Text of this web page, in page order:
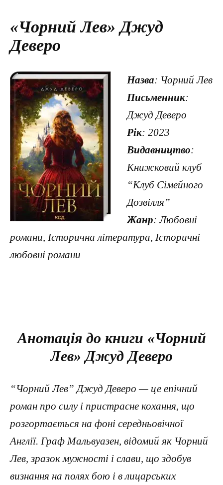
«Чорний Лев» Джуд
Деверо
Назва: Чорний Лев
Письменник:
Джуд Деверо
Рік: 2023
Видавництво:
Книжковий клуб
“Клуб Сімейного
Дозвілля”
Жанр: Любовні
романи, Історична література, Історичні
любовні романи
Анотація до книги «Чорний
Лев» Джуд Деверо
“Чорний Лев” Джуд Деверо — це епічний
роман про силу і пристрасне кохання, що
розгортається на фоні середньовічної
Англії. Граф Мальвуазен, відомий як Чорний
Лев, зразок мужності і слави, що здобув
визнання на полях бою і в лицарських